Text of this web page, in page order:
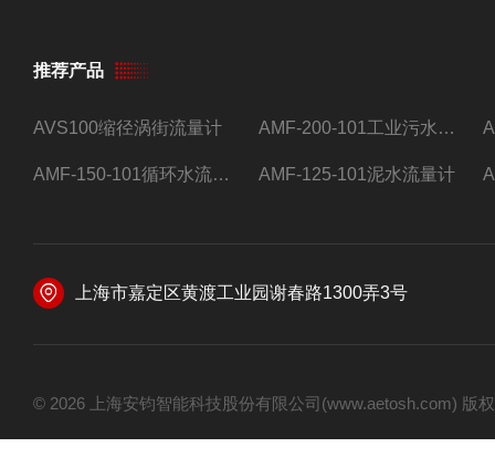
推荐产品
AVS100缩径涡街流量计 AMF-200-101工业污水流量计
AMF-150-101循环水流量计,电磁流量计 AMF-125-101泥水流量计
上海市嘉定区黄渡工业园谢春路1300弄3号
© 2026 上海安钧智能科技股份有限公司(www.aetosh.com)